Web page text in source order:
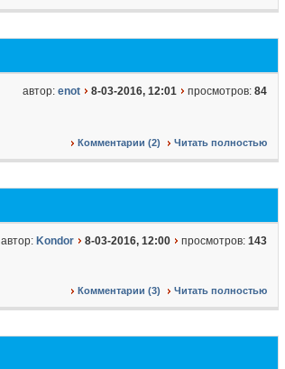
автор: enot 8-03-2016, 12:01 просмотров: 84
Комментарии (2) Читать полностью
автор: Kondor 8-03-2016, 12:00 просмотров: 143
Комментарии (3) Читать полностью